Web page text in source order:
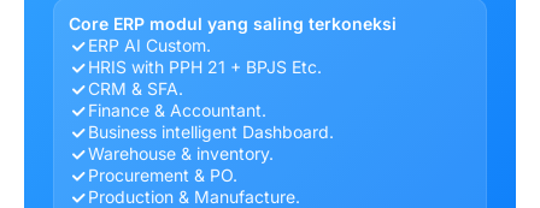
Core ERP modul yang saling terkoneksi
ERP AI Custom.
HRIS with PPH 21 + BPJS Etc.
CRM & SFA.
Finance & Accountant.
Business intelligent Dashboard.
Warehouse & inventory.
Procurement & PO.
Production & Manufacture.